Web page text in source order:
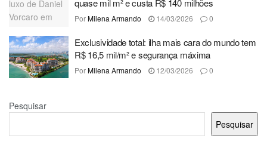
quase mil m² e custa R$ 140 milhões
PorMilena Armando 14/03/2026 0
Exclusividade total: ilha mais cara do mundo tem
R$ 16,5 mil/m² e segurança máxima
PorMilena Armando 12/03/2026 0
Pesquisar
Pesquisar